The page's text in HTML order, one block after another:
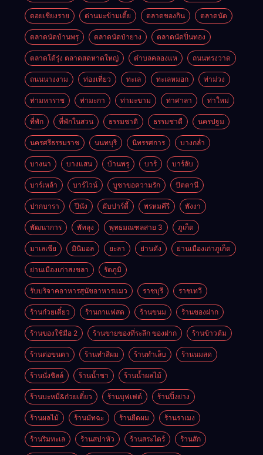
ดอยเชียงราย ด่านมะข้ามเตี้ย ตลาดของกิน ตลาดนัด
ตลาดนัดบ้านพรุ ตลาดนัดป่ายาง ตลาดนัดปิ่นทอง
ตลาดโต้รุ่ง ตลาดสดหาดใหญ่ ตำบลคลองแห ถนนทรงวาด
ถนนนางงาม ท่องเที่ยว ทะเล ทะเลหมอก ท่าม่วง
ท่ามหาราช ท่ามะกา ท่ามะขาม ท่าศาลา ท่าใหม่
ที่พัก ที่พักในสวน ธรรมชาติ ธรรมชาตื นครปฐม
นครศรีธรรมราช นนทบุรี นิทรรศการ บางกล่ำ
บางนา บางแสน บ้านพรุ บาร์ บาร์ลับ
บาร์เหล้า บาร์ไวน์ บูชาขอความรัก ปัตตานี
ปากบารา ปีนัง ผับปาร์ตี้ พรหมคีรี พังงา
พัฒนาการ พัทลุง พุทธมณฑลสาย 3 ภูเก็ต
มาเลเซีย มินิมอล ยะลา ย่านดัง ย่านเมืองเก่าภูเก็ต
ย่านเมืองเก่าสงขลา รัตภูมิ
รับบริจาคอาหารสุนัขอาหารแมว ราชบุรี ราชเทวี
ร้านก๋วยเตี๋ยว ร้านกาแฟสด ร้านขนม ร้านของฝาก
ร้านของใช้มือ 2 ร้านขายของที่ระลึก ของฝาก ร้านข้าวต้ม
ร้านต่อขนตา ร้านทำสีผม ร้านทำเล็บ ร้านนมสด
ร้านนั่งชิลล์ ร้านน้ำชา ร้านน้ำผลไม้
ร้านบะหมี่&ก๋วยเตี๋ยว ร้านบุฟเฟต์ ร้านปิ้งย่าง
ร้านผลไม้ ร้านมัทฉะ ร้านยืดผม ร้านราเมง
ร้านริมทะเล ร้านสปาหัว ร้านสระไดร์ ร้านสัก